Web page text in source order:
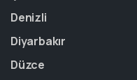
Denizli
Diyarbakır
Düzce